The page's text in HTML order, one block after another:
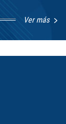
Ver más